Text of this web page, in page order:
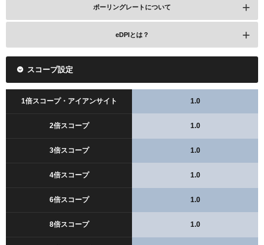
ポーリングレートについて
eDPIとは？
スコープ設定
1倍スコープ・アイアンサイト 1.0
2倍スコープ 1.0
3倍スコープ 1.0
4倍スコープ 1.0
6倍スコープ 1.0
8倍スコープ 1.0